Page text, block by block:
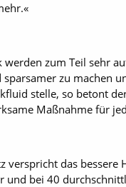
zum Teil sehr
zu machen
stelle, so betont
Maßnahme für
verspricht das
und bei 40